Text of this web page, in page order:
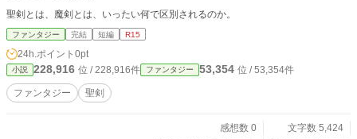
聖剣とは、魔剣とは、いったい何で区別されるのか。
ファンタジー 完結 短編 R15
24h.ポイント 0pt
小説 228,916 位 / 228,916件 ファンタジー 53,354 位 / 53,354件
ファンタジー 聖剣
感想数 0
文字数 5,424